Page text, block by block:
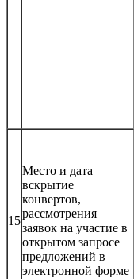
15
Место и дата
вскрытие
конвертов,
рассмотрения
заявок на участие в
открытом запросе
предложений в
электронной форме